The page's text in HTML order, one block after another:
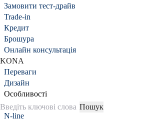
Замовити тест-драйв
Trade-in
Кредит
Брошура
Онлайн консультація
KONA
Переваги
Дизайн
Особливості
Продуктивність
N-line